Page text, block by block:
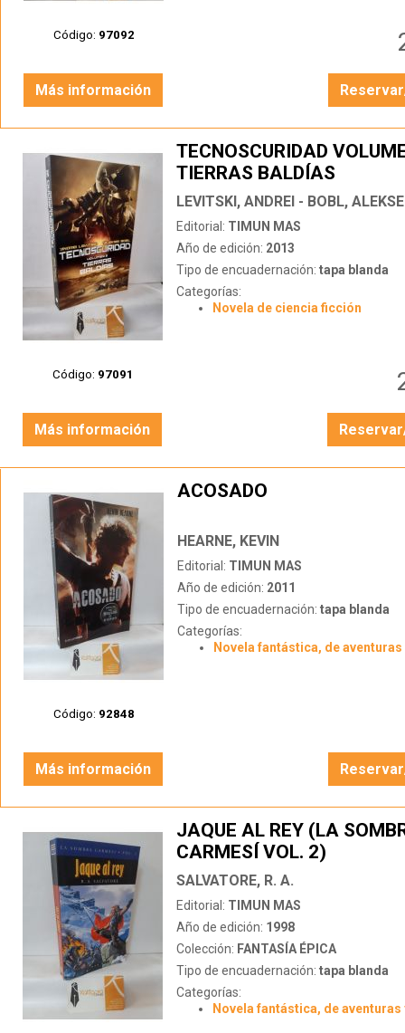
Código: 97092
Más información
Código: 97091
TECNOSCURIDAD
TIERRAS BALDÍAS
LEVITSKI, ANDREI - BOBL,
Editorial: TIMUN MAS
Año de edición: 2013
Tipo de encuadernación: tapa blanda
Categorías:
Novela de ciencia ficción
Más información
Código: 92848
ACOSADO
HEARNE, KEVIN
Editorial: TIMUN MAS
Año de edición: 2011
Tipo de encuadernación: tapa blanda
Categorías:
Novela fantástica, de aventuras
Más información
JAQUE AL REY (LA
CARMESÍ VOL. 2)
SALVATORE, R. A.
Editorial: TIMUN MAS
Año de edición: 1998
Colección: FANTASÍA ÉPICA
Tipo de encuadernación: tapa blanda
Categorías:
Novela fantástica, de aventuras